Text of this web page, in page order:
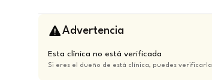
Advertencia
Esta clínica no está verificada
Si eres el dueño de está clínica, puedes verificarla